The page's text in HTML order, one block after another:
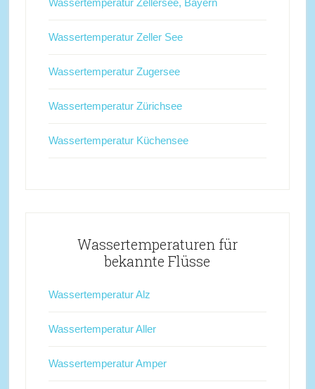
Wassertemperatur Zellersee, Bayern
Wassertemperatur Zeller See
Wassertemperatur Zugersee
Wassertemperatur Zürichsee
Wassertemperatur Küchensee
Wassertemperaturen für
bekannte Flüsse
Wassertemperatur Alz
Wassertemperatur Aller
Wassertemperatur Amper